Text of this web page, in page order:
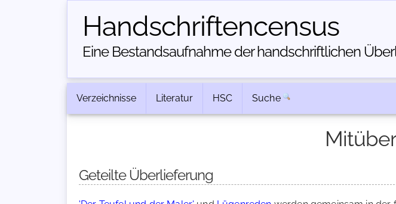
Handschriften­census
Eine Bestandsaufnahme der handschriftlichen
Verzeichnisse Literatur HSC Suche
Geteilte Überlieferung